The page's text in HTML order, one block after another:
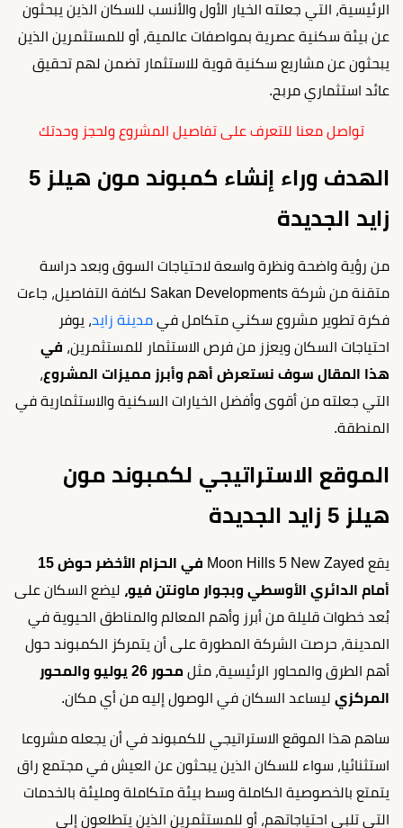
الرئيسية، التي جعلته الخيار الأول والأنسب للسكان الذين يبحثون
عن بيئة سكنية عصرية بمواصفات عالمية، أو للمستثمرين الذين
يبحثون عن مشاريع سكنية قوية للاستثمار تضمن لهم تحقيق
عائد استثماري مربح.
تواصل معنا للتعرف على تفاصيل المشروع ولحجز وحدتك
الهدف وراء إنشاء كمبوند مون هيلز 5
زايد الجديدة
من رؤية واضحة ونظرة واسعة لاحتياجات السوق وبعد دراسة
متقنة من شركة Sakan Developments لكافة التفاصيل، جاءت
فكرة تطوير مشروع سكني متكامل في مدينة زايد، يوفر
احتياجات السكان ويعزز من فرص الاستثمار للمستثمرين، في
هذا المقال سوف نستعرض أهم وأبرز مميزات المشروع،
التي جعلته من أقوى وأفضل الخيارات السكنية والاستثمارية في
المنطقة.
الموقع الاستراتيجي لكمبوند مون
هيلز 5 زايد الجديدة
يقع Moon Hills 5 New Zayed
في الحزام الأخضر حوض 15
أمام الدائري الأوسطي وبجوار ماونتن فيو، ليضع السكان على
بُعد خطوات قليلة من أبرز وأهم المعالم والمناطق الحيوية في
المدينة، حرصت الشركة المطورة على أن يتمركز الكمبوند حول
أهم الطرق والمحاور الرئيسية، مثل
محور 26 يوليو والمحور
المركزي ليساعد السكان في الوصول إليه من أي مكان.
ساهم هذا الموقع الاستراتيجي للكمبوند في أن يجعله مشروعا
استثنائيا، سواء للسكان الذين يبحثون عن العيش في مجتمع راق
يتمتع بالخصوصية الكاملة وسط بيئة متكاملة ومليئة بالخدمات
التي تلبي احتياجاتهم، أو للمستثمرين الذين يتطلعون إلى